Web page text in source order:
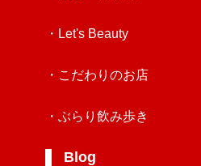
・Let's Beauty
・こだわりのお店
・ぶらり飲み歩き
Blog